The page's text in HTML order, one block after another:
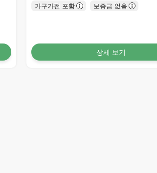
가구가전 포함 보증금 없음
상세 보기